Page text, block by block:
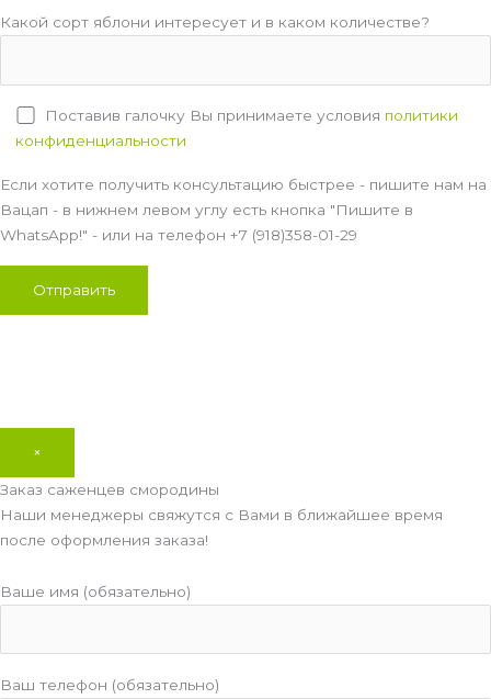
Какой сорт яблони интересует и в каком количестве?
Поставив галочку Вы принимаете условия политики
конфиденциальности
Если хотите получить консультацию быстрее - пишите нам на
Вацап - в нижнем левом углу есть кнопка "Пишите в
WhatsApp!" - или на телефон +7 (918)358-01-29
×
Заказ саженцев смородины
Наши менеджеры свяжутся с Вами в ближайшее время
после оформления заказа!
Ваше имя (обязательно)
Ваш телефон (обязательно)